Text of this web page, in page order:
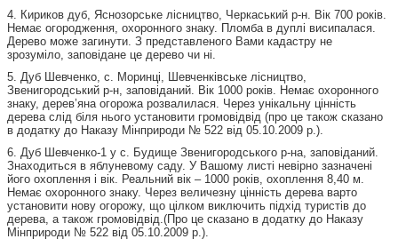
4. Кириков дуб, Яснозорське лісництво, Черкаський р-н. Вік 700 років.
Немає огородження, охоронного знаку. Пломба в дуплі висипалася.
Дерево може загинути. З представленого Вами кадастру не
зрозуміло, заповідане це дерево чи ні.
5. Дуб Шевченко, с. Моринці, Шевченківське лісництво,
Звенигородський р-н, заповіданий. Вік 1000 років. Немає охоронного
знаку, дерев’яна огорожа розвалилася. Через унікальну цінність
дерева слід біля нього установити громовідвід (про це також сказано
в додатку до Наказу Мінприроди № 522 від 05.10.2009 р.).
6. Дуб Шевченко-1 у с. Будище Звенигородського р-на, заповіданий.
Знаходиться в яблуневому саду. У Вашому листі невірно зазначені
його охоплення і вік. Реальний вік – 1000 років, охоплення 8,40 м.
Немає охоронного знаку. Через величезну цінність дерева варто
установити нову огорожу, що цілком виключить підхід туристів до
дерева, а також громовідвід.(Про це сказано в додатку до Наказу
Мінприроди № 522 від 05.10.2009 р.).